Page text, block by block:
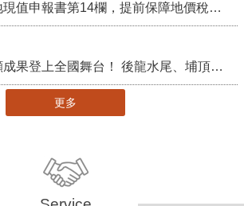
移轉土地勾選土地現值申報書第14欄，提前保障地價稅節稅權益
苗栗農村綠色照顧成果登上全國舞台！ 後龍水尾、埔頂社區前進2026高齡健康產業博覽會
更多